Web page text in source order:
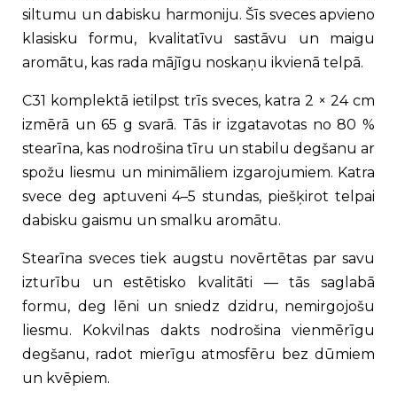
siltumu un dabisku harmoniju. Šīs sveces apvieno
klasisku formu, kvalitatīvu sastāvu un maigu
aromātu, kas rada mājīgu noskaņu ikvienā telpā.
C31 komplektā ietilpst trīs sveces, katra 2 × 24 cm
izmērā un 65 g svarā. Tās ir izgatavotas no 80 %
stearīna, kas nodrošina tīru un stabilu degšanu ar
spožu liesmu un minimāliem izgarojumiem. Katra
svece deg aptuveni 4–5 stundas, piešķirot telpai
dabisku gaismu un smalku aromātu.
Stearīna sveces tiek augstu novērtētas par savu
izturību un estētisko kvalitāti — tās saglabā
formu, deg lēni un sniedz dzidru, nemirgojošu
liesmu. Kokvilnas dakts nodrošina vienmērīgu
degšanu, radot mierīgu atmosfēru bez dūmiem
un kvēpiem.